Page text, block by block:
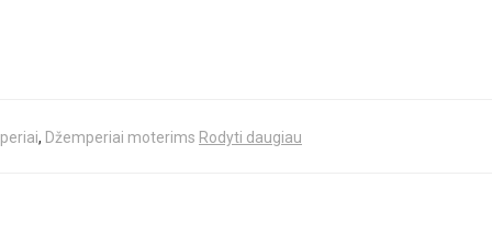
, Džemperiai moterims Rodyti daugiau